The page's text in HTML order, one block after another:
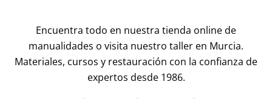
Encuentra todo en nuestra tienda online de
manualidades o visita nuestro taller en Murcia.
Materiales, cursos y restauración con la confianza de
expertos desde 1986.